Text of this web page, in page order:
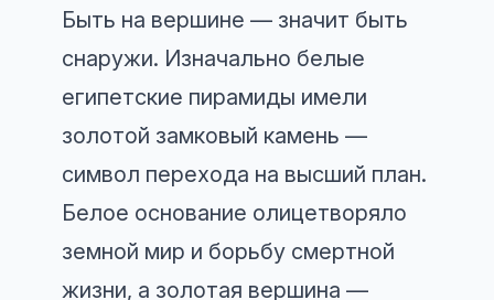
Быть на вершине — значит быть
снаружи. Изначально белые
египетские пирамиды имели
золотой замковый камень —
символ перехода на высший план.
Белое основание олицетворяло
земной мир и борьбу смертной
жизни, а золотая вершина —